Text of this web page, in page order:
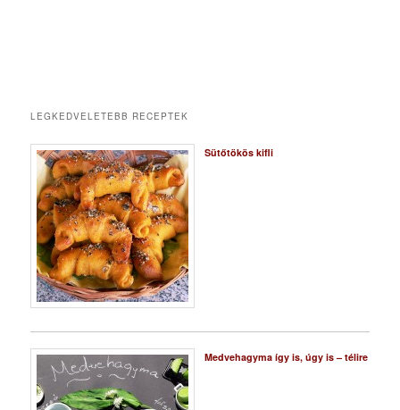
LEGKEDVELETEBB RECEPTEK
Sütőtökös kifli
Medvehagyma így is, úgy is – télire